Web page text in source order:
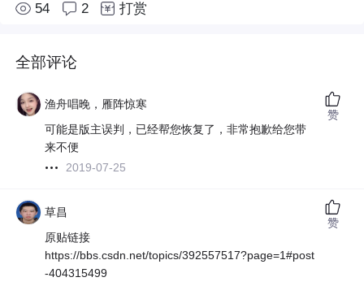
54 2 打赏
全部评论
渔舟唱晚，雁阵惊寒
可能是版主误判，已经帮您恢复了，非常抱歉给您带
来不便
2019-07-25
赞
草昌
原贴链接
https://bbs.csdn.net/topics/392557517?page=1#post
-404315499
赞